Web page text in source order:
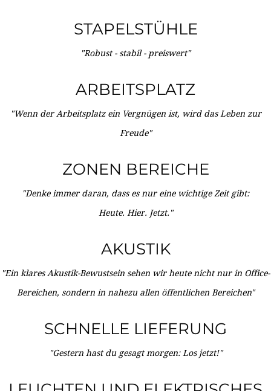
STAPELSTÜHLE
"Robust - stabil - preiswert"
ARBEITSPLATZ
"Wenn der Arbeitsplatz ein Vergnügen ist, wird das Leben zur
Freude"
ZONEN BEREICHE
"Denke immer daran, dass es nur eine wichtige Zeit gibt:
Heute. Hier. Jetzt."
AKUSTIK
"Ein klares Akustik-Bewustsein sehen wir heute nicht nur in Office-
Bereichen, sondern in nahezu allen öffentlichen Bereichen"
SCHNELLE LIEFERUNG
"Gestern hast du gesagt morgen: Los jetzt!"